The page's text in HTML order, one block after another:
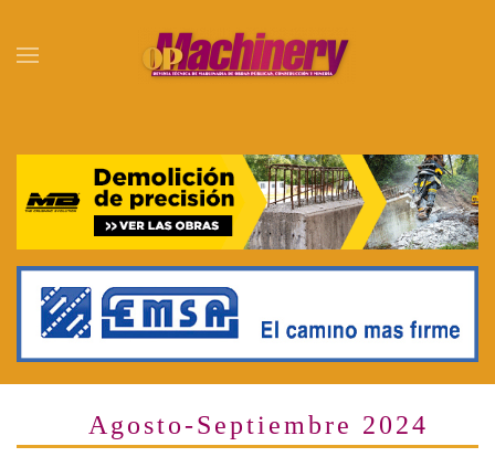
Skip to main content
Agosto-Septiembre 2024